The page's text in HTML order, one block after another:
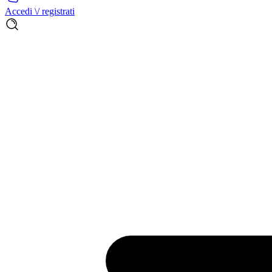
Accedi \/ registrati